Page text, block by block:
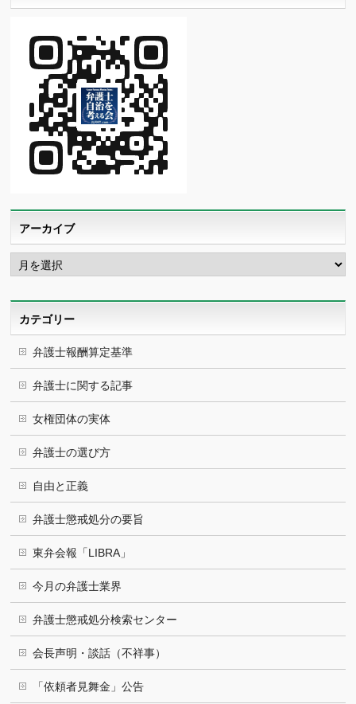
アーカイブ
ア
ー
カ
カテゴリー
弁護士報酬算定基準
弁護士に関する記事
女権団体の実体
弁護士の選び方
自由と正義
弁護士懲戒処分の要旨
東弁会報「LIBRA」
今月の弁護士業界
弁護士懲戒処分検索センター
会長声明・談話（不祥事）
「依頼者見舞金」公告